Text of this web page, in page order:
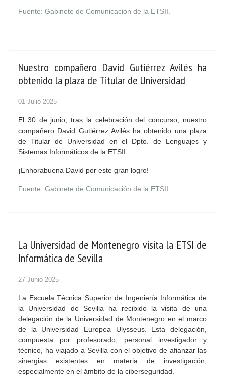
Fuente: Gabinete de Comunicación de la ETSII.
Nuestro compañero David Gutiérrez Avilés ha
obtenido la plaza de Titular de Universidad
01 Julio 2025
El 30 de junio, tras la celebración del concurso, nuestro
compañero David Gutiérrez Avilés ha obtenido una plaza
de Titular de Universidad en el Dpto. de Lenguajes y
Sistemas Informáticos de la ETSII.
¡Enhorabuena David por este gran logro!
Fuente: Gabinete de Comunicación de la ETSII.
La Universidad de Montenegro visita la ETSI de
Informática de Sevilla
27 Junio 2025
La Escuela Técnica Superior de Ingeniería Informática de
la Universidad de Sevilla ha recibido la visita de una
delegación de la Universidad de Montenegro en el marco
de la Universidad Europea Ulysseus. Esta delegación,
compuesta por profesorado, personal investigador y
técnico, ha viajado a Sevilla con el objetivo de afianzar las
sinergias existentes en materia de investigación,
especialmente en el ámbito de la ciberseguridad.